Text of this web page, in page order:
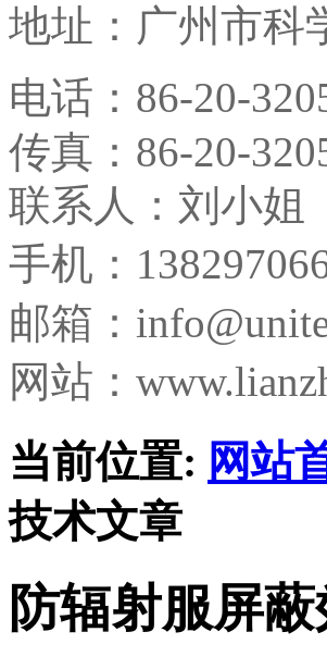
地址： 广州市科
电话： 86-20-
传真： 86-20-
联系人：刘小姐
手机：
邮箱：
网站：
当前位置: 网站
技术文章
防辐射服屏